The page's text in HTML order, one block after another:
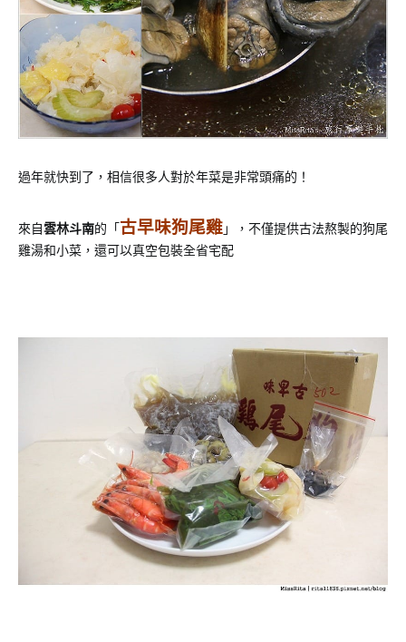
過年就快到了，相信很多人對於年菜是非常頭痛的！
來自雲林斗南的「 古早味狗尾雞」，不僅提供古法熬製的狗尾
雞湯和小菜，還可以真空包裝全省宅配